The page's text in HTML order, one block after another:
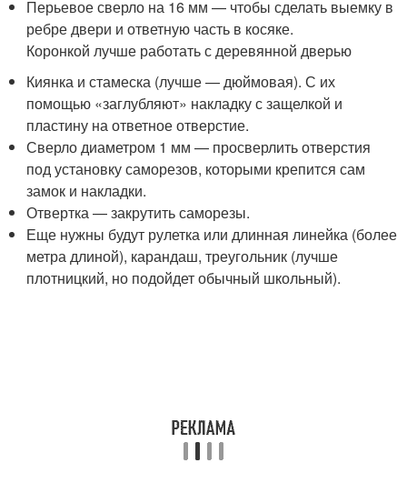
Перьевое сверло на 16 мм — чтобы сделать выемку в
ребре двери и ответную часть в косяке.
Коронкой лучше работать с деревянной дверью
Киянка и стамеска (лучше — дюймовая). С их
помощью «заглубляют» накладку с защелкой и
пластину на ответное отверстие.
Сверло диаметром 1 мм — просверлить отверстия
под установку саморезов, которыми крепится сам
замок и накладки.
Отвертка — закрутить саморезы.
Еще нужны будут рулетка или длинная линейка (более
метра длиной), карандаш, треугольник (лучше
плотницкий, но подойдет обычный школьный).